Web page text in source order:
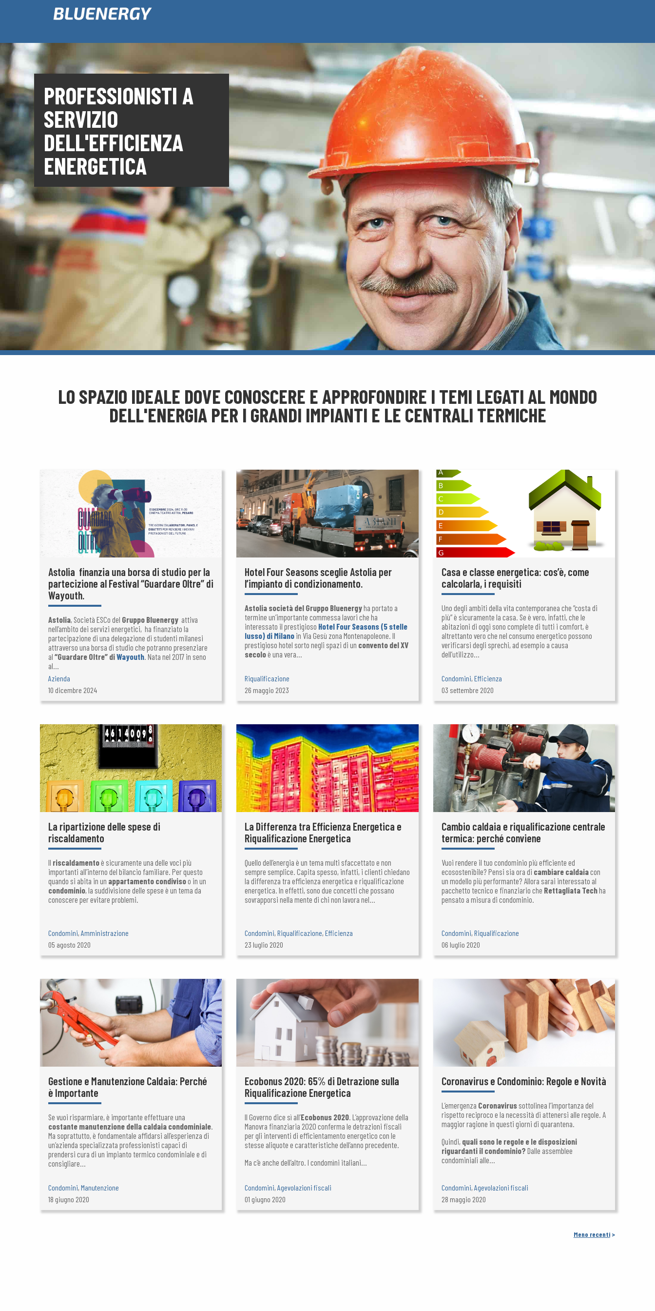
PROFESSIONISTI A
SERVIZIO
DELL'EFFICIENZA
ENERGETICA
LO SPAZIO IDEALE DOVE CONOSCERE E APPROFONDIRE I TEMI LEGATI AL MONDO
DELL'ENERGIA PER I GRANDI IMPIANTI E LE CENTRALI TERMICHE
Astolia finanzia una borsa di studio per la
partecizione al Festival “Guardare Oltre” di
Wayouth.
Astolia, Società ESCo del Gruppo Bluenergy attiva
nell’ambito dei servizi energetici, ha finanziato la
partecipazione di una delegazione di studenti milanesi
attraverso una borsa di studio che potranno presenziare
al“Guardare Oltre” diWayouth. Nata nel 2017 in seno
al...
Azienda
10 dicembre 2024
Hotel Four Seasons sceglie Astolia per
l’impianto di condizionamento.
Astolia società del Gruppo Bluenergyha portato a
termine un’importante commessa lavori che ha
interessato il prestigioso Hotel Four Seasons (5 stelle
lusso) di Milano in Via Gesù zona Montenapoleone. Il
prestigioso hotel sorto negli spazi di un convento del XV
secoloè una vera...
Riqualificazione
26 maggio 2023
Casa e classe energetica: cos’è, come
calcolarla, i requisiti
Uno degli ambiti della vita contemporanea che “costa di
più” è sicuramente la casa. Se è vero, infatti, che le
abitazioni di oggi sono complete di tutti i comfort, è
altrettanto vero che nel consumo energetico possono
verificarsi degli sprechi, ad esempio a causa
dell’utilizzo...
Condomini, Efficienza
03 settembre 2020
La ripartizione delle spese di
riscaldamento
Il riscaldamentoè sicuramente una delle voci più
importanti all’interno del bilancio familiare. Per questo
quando si abita in un appartamento condivisoo in un
condominio, la suddivisione delle spese è un tema da
conoscere per evitare problemi.
Condomini,Amministrazione
05 agosto 2020
La Differenza tra Efficienza Energetica e
Riqualificazione Energetica
Quello dell’energia è un tema multi sfaccettato e non
sempre semplice. Capita spesso, infatti, i clienti chiedano
la differenza tra efficienza energetica e riqualificazione
energetica. In effetti, sono due concetti che possano
sovrapporsi nella mente di chi non lavora nel...
Condomini,Riqualificazione,Efficienza
23 luglio 2020
Cambio caldaia e riqualificazione centrale
termica: perché conviene
Vuoi rendere il tuo condominio più efficiente ed
ecosostenibile? Pensi sia ora di cambiare caldaiacon
un modello più performante? Allora sarai interessato al
pacchetto tecnico e finanziario che Rettagliata Techha
pensato a misura di condominio.
Condomini, Riqualificazione
06 luglio 2020
Gestione e Manutenzione Caldaia: Perché
è Importante
Se vuoi risparmiare, è importante effettuare una
costante manutenzione della caldaia condominiale.
Ma soprattutto, è fondamentale affidarsi all’esperienza di
un’azienda specializzata professionisti capaci di
prendersi cura di un impianto termico condominiale e di
consigliare...
Condomini,Manutenzione
18 giugno 2020
Ecobonus 2020: 65% di Detrazione sulla
Riqualificazione Energetica
Il Governo dice sì all’Ecobonus 2020. L’approvazione della
Manovra finanziaria 2020 conferma le detrazioni fiscali
per gli interventi di efficientamento energetico con le
stesse aliquote e caratteristiche dell’anno precedente.
Ma c’è anche dell’altro. I condomìni italiani...
Condomini,Agevolazioni fiscali
01 giugno 2020
Coronavirus e Condominio: Regole e Novità
L’emergenza Coronavirussottolinea l’importanza del
rispetto reciproco e la necessità di attenersi alle regole. A
maggior ragione in questi giorni di quarantena.
Quindi, quali sono le regole e le disposizioni
riguardanti il condominio? Dalle assemblee
condominiali alle...
Condomini, Agevolazioni fiscali
28 maggio 2020
Meno recenti>